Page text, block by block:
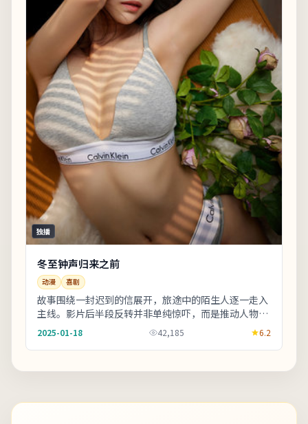
独播
冬至钟声归来之前
动漫 喜剧
故事围绕一封迟到的信展开，旅途中的陌生人逐一走入
主线。影片后半段反转并非单纯惊吓，而是推动人物完
成性格蜕变。上线之后口碑分化属正常现象，建议亲
2025-01-18 42,185 6.2